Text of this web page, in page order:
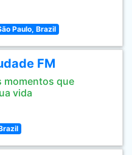
Paulo, Brazil
FM
momentos que
vida